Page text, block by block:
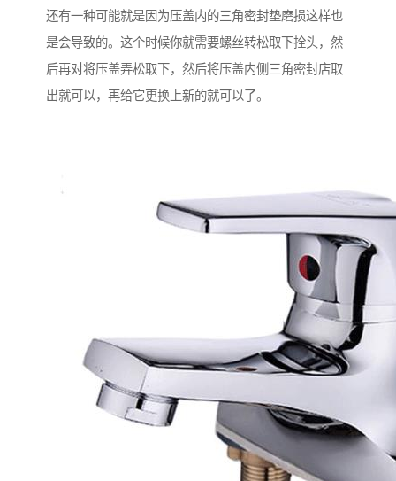
还有一种可能就是因为压盖内的三角密封垫磨损这样也
是会导致的。这个时候你就需要螺丝转松取下拴头，然
后再对将压盖弄松取下，然后将压盖内侧三角密封店取
出就可以，再给它更换上新的就可以了。